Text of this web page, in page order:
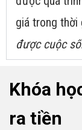
giá trong thời
được cuộc
Khóa
ra tiền